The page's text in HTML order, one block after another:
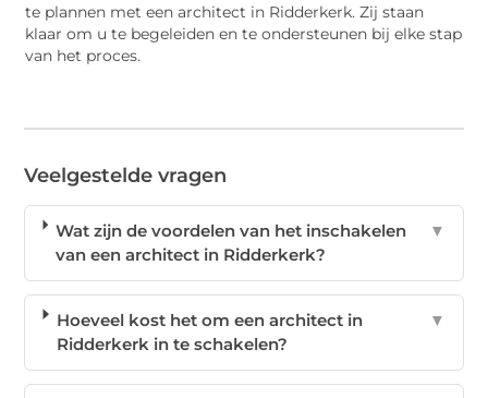
te plannen met een architect in Ridderkerk. Zij staan
klaar om u te begeleiden en te ondersteunen bij elke stap
van het proces.
Veelgestelde vragen
Wat zijn de voordelen van het inschakelen
van een architect in Ridderkerk?
▼
Hoeveel kost het om een architect in
Ridderkerk in te schakelen?
▼